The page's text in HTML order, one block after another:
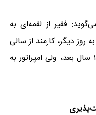
فقیر از لقمه‌ای به
روز دیگر، کارمند از سالی
به سال دیگر می‌اندیشد و فرمانروا به ۱۰ سال بعد، ولی امپراتور به